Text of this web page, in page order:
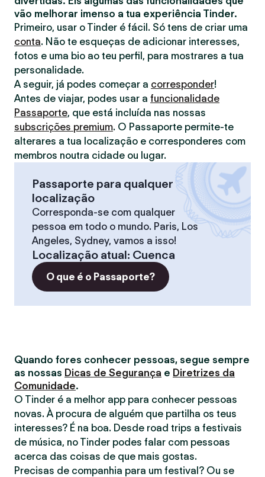
vão melhorar imenso a tua experiência Tinder.
Primeiro, usar o Tinder é fácil. Só tens de criar uma
conta. Não te esqueças de adicionar interesses,
fotos e uma bio ao teu perfil, para mostrares a tua
personalidade.
A seguir, já podes começar a corresponder!
Antes de viajar, podes usar a funcionalidade
Passaporte, que está incluída nas nossas
subscrições premium. O Passaporte permite-te
alterares a tua localização e corresponderes com
membros noutra cidade ou lugar.
Passaporte para qualquer
localização
Corresponda-se com qualquer
pessoa em todo o mundo. Paris, Los
Angeles, Sydney, vamos a isso!
Localização atual: Cuenca
O que é o Passaporte?
Quando fores conhecer pessoas, segue sempre
as nossas Dicas de Segurança e Diretrizes da
Comunidade.
O Tinder é a melhor app para conhecer pessoas
novas. À procura de alguém que partilha os teus
interesses? É na boa. Desde road trips a festivais
de música, no Tinder podes falar com pessoas
acerca das coisas de que mais gostas.
Precisas de companhia para um festival? Ou se